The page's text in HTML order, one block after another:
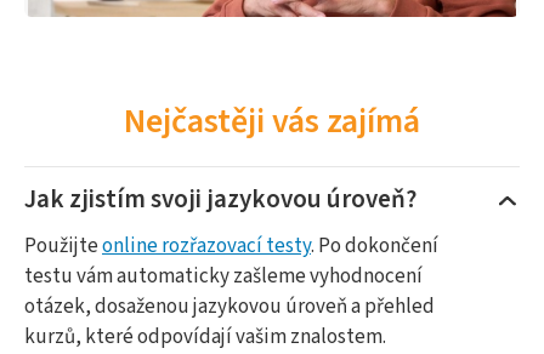
Nejčastěji vás zajímá
Jak zjistím svoji jazykovou úroveň?
Použijteonline rozřazovací testy. Po dokončení
testu vám automaticky zašleme vyhodnocení
otázek, dosaženou jazykovou úroveň a přehled
kurzů, které odpovídají vašim znalostem.